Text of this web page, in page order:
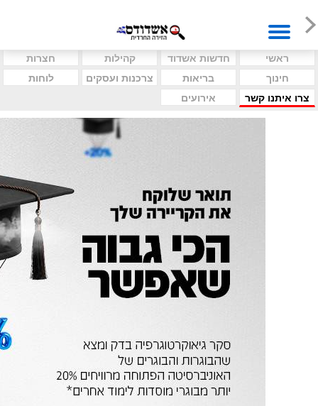
ראשי חדשות אשדוד קהילות
חצרות
חינוך
בריאות צרכנות ועסקים
לוחות
צרו איתנו קשר
אירועים